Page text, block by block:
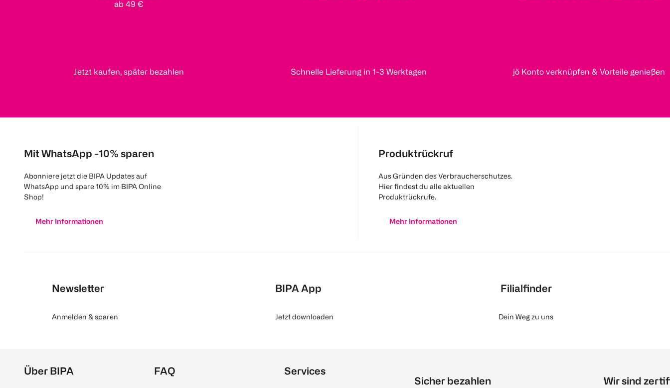
ab 49 €
Jetzt kaufen, später bezahlen Schnelle Lieferung in 1-3 Werktagen jö Konto verknüpfen & Vorteile genießen
Mit WhatsApp -10% sparen
Abonniere jetzt die BIPA Updates auf
WhatsApp und spare 10% im BIPA Online
Shop!
Mehr Informationen
Produktrückruf
Aus Gründen des Verbraucherschutzes.
Hier findest du alle aktuellen
Produktrückrufe.
Mehr Informationen
Newsletter
Anmelden & sparen
BIPA App
Jetzt downloaden
Filialfinder
Dein Weg zu uns
Über BIPA FAQ Services
Sicher bezahlen Wir sind